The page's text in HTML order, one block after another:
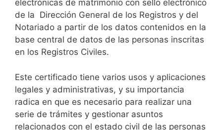
electrónicas de matrimonio con sello electrónico
de la Dirección General de los Registros y del
Notariado a partir de los datos contenidos en la
base central de datos de las personas inscritas
en los Registros Civiles.
Este certificado tiene varios usos y aplicaciones
legales y administrativas, y su importancia
radica en que es necesario para realizar una
serie de trámites y gestionar asuntos
relacionados con el estado civil de las personas